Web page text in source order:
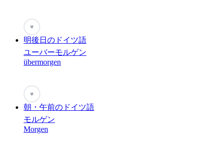
♥
明後日のドイツ語
ユーバーモルゲン
übermorgen
♥
朝・午前のドイツ語
モルゲン
Morgen